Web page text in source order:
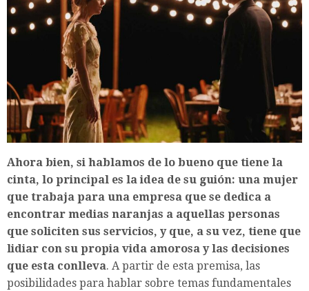
Ahora bien, si hablamos de lo bueno que tiene la
cinta, lo principal es la idea de su guión: una mujer
que trabaja para una empresa que se dedica a
encontrar medias naranjas a aquellas personas
que soliciten sus servicios, y que, a su vez, tiene que
lidiar con su propia vida amorosa y las decisiones
que esta conlleva. A partir de esta premisa, las
posibilidades para hablar sobre temas fundamentales